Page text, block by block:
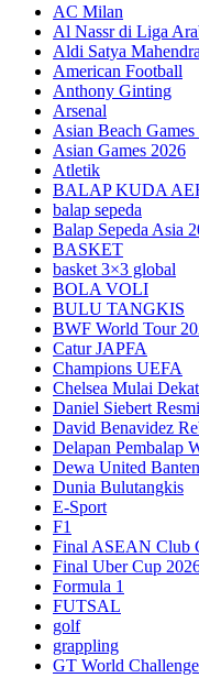
AC Milan
Al Nassr di Liga
Aldi Satya
American Football
Anthony Ginting
Arsenal
Asian Beach
Asian Games 2026
Atletik
BALAP KUDA
balap sepeda
Balap Sepeda Asia
BASKET
basket 3×3 global
BOLA VOLI
BULU TANGKIS
BWF World Tour
Catur JAPFA
Champions UEFA
Chelsea Mulai
Daniel Siebert
David Benavidez
Delapan Pembalap
Dewa United
Dunia Bulutangkis
E-Sport
F1
Final ASEAN Club
Final Uber Cup
Formula 1
FUTSAL
golf
grappling
GT World